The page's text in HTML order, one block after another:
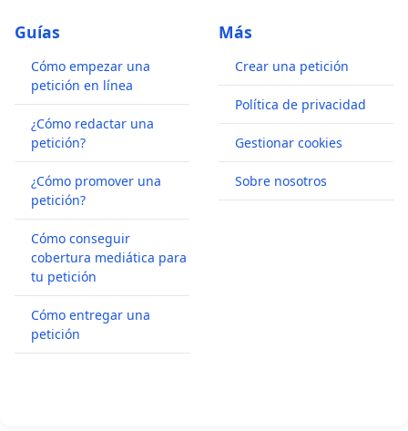
Guías
Cómo empezar una
petición en línea
¿Cómo redactar una
petición?
¿Cómo promover una
petición?
Cómo conseguir
cobertura mediática para
tu petición
Cómo entregar una
petición
Más
Crear una petición
Política de privacidad
Gestionar cookies
Sobre nosotros